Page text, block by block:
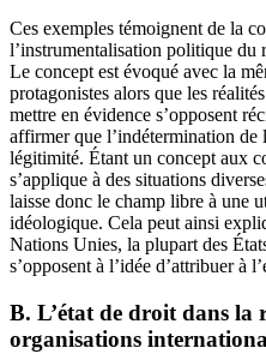
Ces exemples témoignent de la
l’instrumentalisation politique du
Le concept est évoqué avec la
protagonistes alors que les
mettre en évidence s’opposent
affirmer que l’indétermination de
légitimité. Étant un concept aux
s’applique à des situations
laisse donc le champ libre à une
idéologique. Cela peut ainsi
Nations Unies, la plupart des
s’opposent à l’idée d’attribuer à
B. L’état de droit dans la
organisations